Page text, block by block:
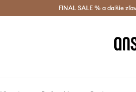
Bezplatná doprava od 60 € >
FINAL SALE % a ďalšie